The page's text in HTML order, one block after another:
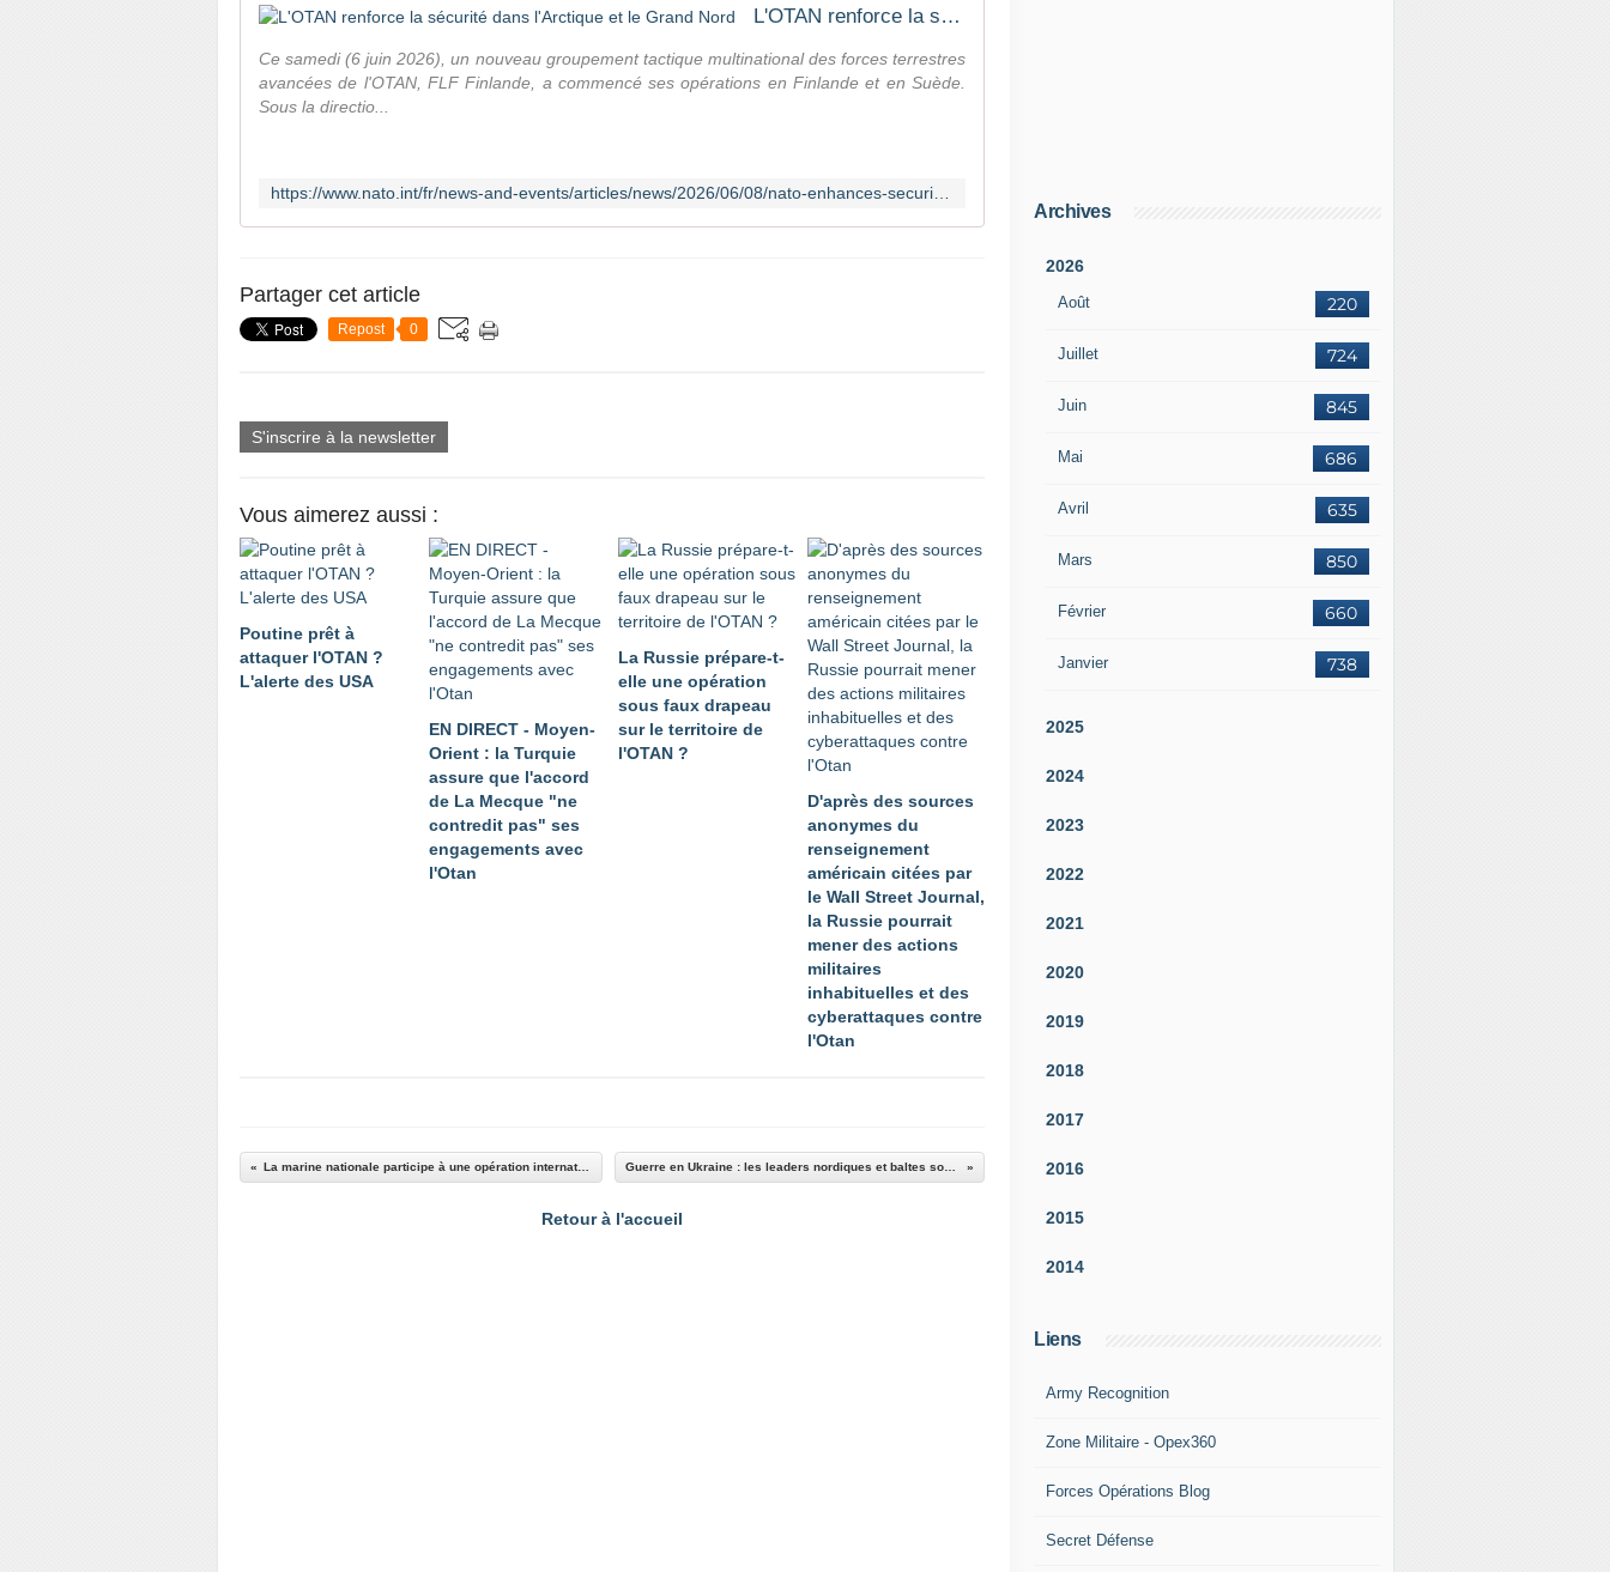
L'OTAN renforce la sécurité dans l'Arctique et le Grand Nord
Ce samedi (6 juin 2026), un nouveau groupement tactique multinational des forces terrestres
avancées de l'OTAN, FLF Finlande, a commencé ses opérations en Finlande et en Suède.
Sous la directio...
Partager cet article
Repost 0
S'inscrire à la newsletter
Vous aimerez aussi :
Poutine prêt à
attaquer l'OTAN ?
L'alerte des USA
EN DIRECT - Moyen-
Orient : la Turquie
assure que l'accord
de La Mecque "ne
contredit pas" ses
engagements avec
l'Otan
La Russie prépare-t-
elle une opération
sous faux drapeau
sur le territoire de
l'OTAN ?
D'après des sources
anonymes du
renseignement
américain citées par
le Wall Street Journal,
la Russie pourrait
mener des actions
militaires
inhabituelles et des
cyberattaques contre
l'Otan
La marine nationale participe à une opération internationale de lutte contre la pêche illégale dans le Pacifique Guerre en Ukraine : les leaders nordiques et baltes soutiennent la "marche irréversible" de l'Ukraine vers l'Otan
Retour à l'accueil
Archives
2026
Août 220
Juillet 724
Juin 845
Mai 686
Avril 635
Mars 850
Février 660
Janvier 738
2025
2024
2023
2022
2021
2020
2019
2018
2017
2016
2015
2014
Liens
Army Recognition
Zone Militaire - Opex360
Forces Opérations Blog
Secret Défense